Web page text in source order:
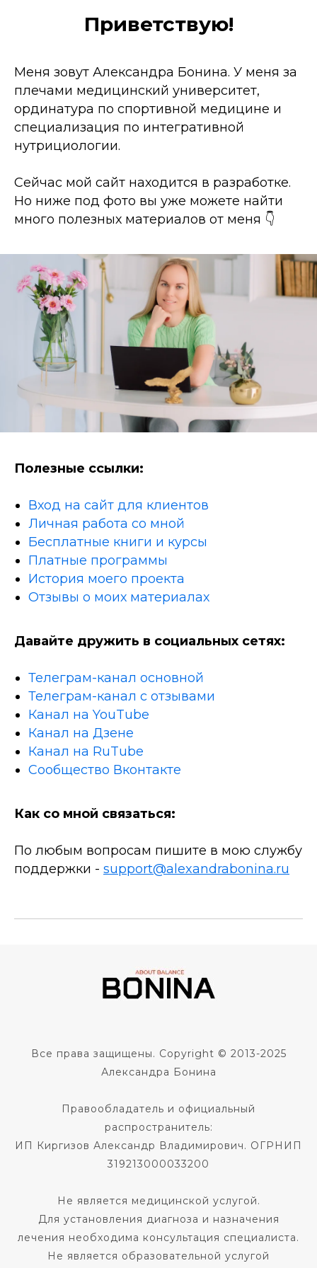
Приветствую!
Меня зовут Александра Бонина. У меня за
плечами медицинский университет,
ординатура по спортивной медицине и
специализация по интегративной
нутрициологии.
Сейчас мой сайт находится в разработке.
Но ниже под фото вы уже можете найти
много полезных материалов от меня 👇
Полезные ссылки:
Вход на сайт для клиентов
Личная работа со мной
Бесплатные книги и курсы
Платные программы
История моего проекта
Отзывы о моих материалах
Давайте дружить в социальных сетях:
Телеграм-канал основной
Телеграм-канал с отзывами
Канал на YouTube
Канал на Дзене
Канал на RuTube
Сообщество Вконтакте
Как со мной связаться:
По любым вопросам пишите в мою службу
поддержки - support@alexandrabonina.ru
Все права защищены. Copyright © 2013-2025
Александра Бонина
Правообладатель и официальный
распространитель:
ИП Киргизов Александр Владимирович. ОГРНИП
319213000033200
Не является медицинской услугой.
Для установления диагноза и назначения
лечения необходима консультация специалиста.
Не является образовательной услугой